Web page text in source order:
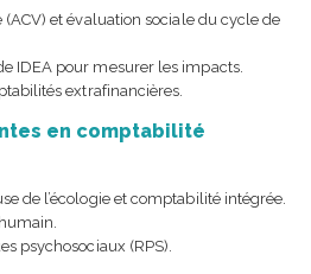
et évaluation sociale du cycle de
IDEA pour mesurer les impacts.
extrafinancières.
en comptabilité
de l’écologie et comptabilité intégrée.
psychosociaux (RPS).